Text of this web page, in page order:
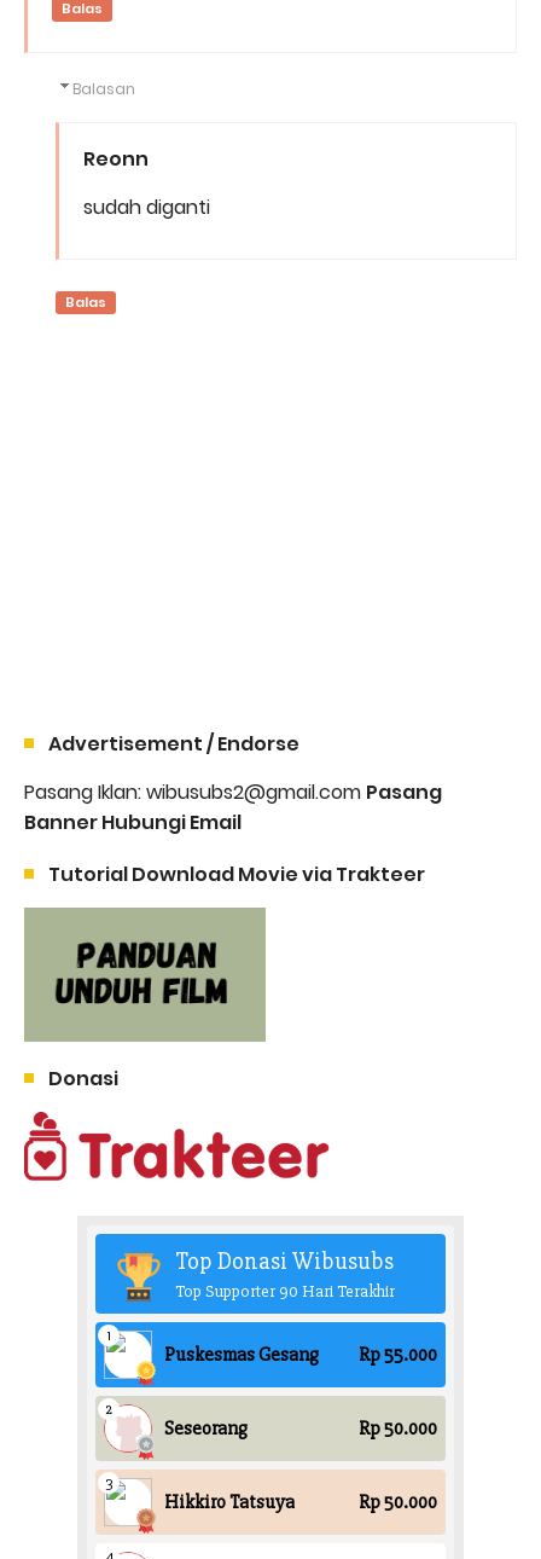
Balas
Balasan
Reonn
sudah diganti
Balas
Advertisement / Endorse
Pasang Iklan: wibusubs2@gmail.com Pasang
Banner Hubungi Email
Tutorial Download Movie via Trakteer
Donasi